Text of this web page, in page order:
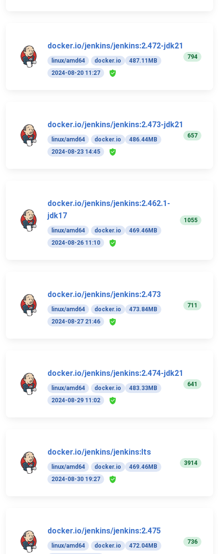
docker.io/jenkins/jenkins:2.472-jdk21
linux/amd64 docker.io
487.11MB
2024-08-20 11:27
794
docker.io/jenkins/jenkins:2.473-jdk21
linux/amd64 docker.io
486.44MB
2024-08-23 14:45
657
docker.io/jenkins/jenkins:2.462.1-
jdk17
linux/amd64 docker.io
469.46MB
2024-08-26 11:10
1055
docker.io/jenkins/jenkins:2.473
linux/amd64 docker.io
473.84MB
2024-08-27 21:46
711
docker.io/jenkins/jenkins:2.474-jdk21
linux/amd64 docker.io
483.33MB
2024-08-29 11:02
641
docker.io/jenkins/jenkins:lts
linux/amd64 docker.io
469.46MB
2024-08-30 19:27
3914
docker.io/jenkins/jenkins:2.475
linux/amd64 docker.io
472.04MB
736